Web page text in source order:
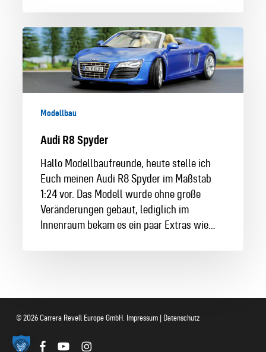
Audi
R8
Spyder
Modellbau
Audi R8 Spyder
Hallo Modellbaufreunde, heute stelle ich
Euch meinen Audi R8 Spyder im Maßstab
1:24 vor. Das Modell wurde ohne große
Veränderungen gebaut, lediglich im
Innenraum bekam es ein paar Extras wie…
© 2026 Carrera Revell Europe GmbH. Impressum Datenschutz
twitter facebookyoutube instagram